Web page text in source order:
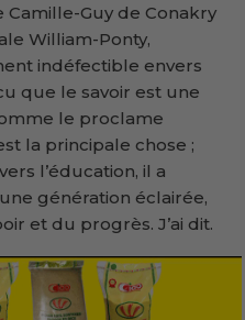
Guy de Conakry
William-Ponty,
indéfectible envers
que le savoir est une
le proclame
la principale chose ;
l’éducation, il a
génération éclairée,
et du progrès. J’ai dit.